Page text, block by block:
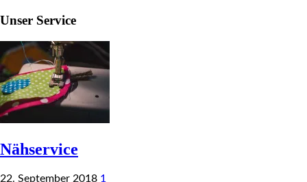
Unser Service
Nähservice
22. September 2018 1